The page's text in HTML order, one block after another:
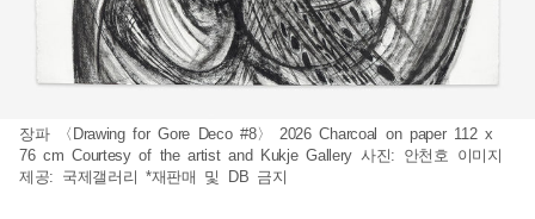
장파 〈Drawing for Gore Deco #8〉 2026 Charcoal on paper 112 x
76 cm Courtesy of the artist and Kukje Gallery 사진: 안천호 이미지
제공: 국제갤러리 *재판매 및 DB 금지